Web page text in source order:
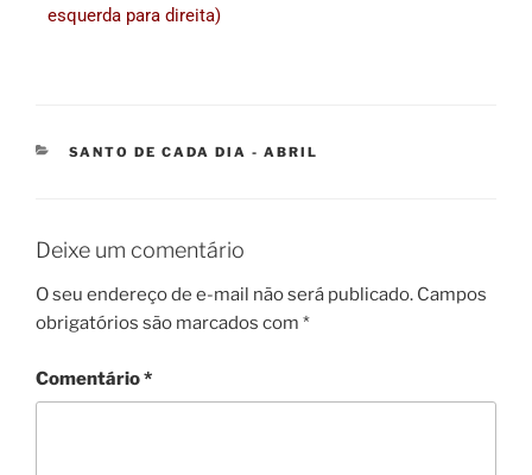
esquerda para direita)
SANTO DE CADA DIA - ABRIL
Deixe um comentário
O seu endereço de e-mail não será publicado. Campos
obrigatórios são marcados com *
Comentário*